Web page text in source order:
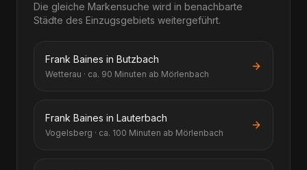
Die gleiche Markensuche wird in benachbarte
Städte des Einzugsgebiets weitergeführt.
Frank Baines in Butzbach
Wetterau · ca. 90 Minuten ab Mörlenbach
Frank Baines in Lauterbach
Vogelsberg · ca. 100 Minuten ab Mörlenbach